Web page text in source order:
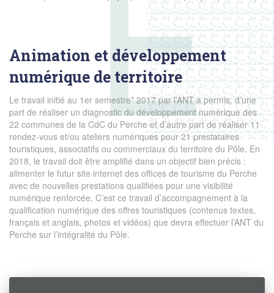
Animation et développement
numérique de territoire
Le travail initié au 1er semestre* 2017 par l’ANT a permis, d’une
part de réaliser un diagnostic du développement numérique des
22 communes de la CdC du Perche et d’autre part de réaliser 11
rendez-vous et/ou ateliers numériques pour 21 prestataires
touristiques, associatifs ou commerciaux du territoire du Pôle. En
2018, le travail doit être amplifié dans un objectif bien précis :
alimenter le futur site internet des offices de tourisme du Perche
avec de nouvelles prestations qualifiées pour une visibilité
numérique renforcée. C’est ce travail d’accompagnement à la
qualification numérique des offres touristiques (contenus textes,
français et anglais, photos et vidéos) que devra effectuer l’ANT du
Perche sur l’intégralité du Pôle.